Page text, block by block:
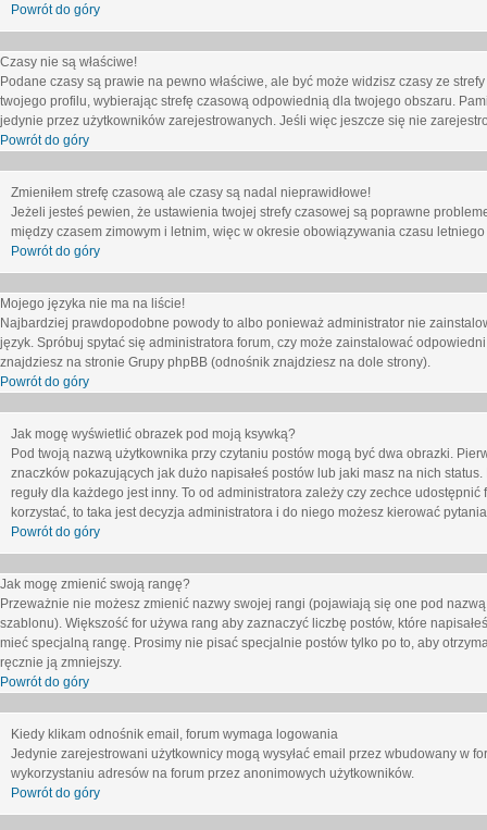
Powrót do góry
Czasy nie są właściwe!
Podane czasy są prawie na pewno właściwe, ale być może widzisz czasy ze
twojego profilu, wybierając strefę czasową odpowiednią dla twojego obszaru.
jedynie przez użytkowników zarejestrowanych. Jeśli więc jeszcze się nie
Powrót do góry
Zmieniłem strefę czasową ale czasy są nadal nieprawidłowe!
Jeżeli jesteś pewien, że ustawienia twojej strefy czasowej są poprawne
między czasem zimowym i letnim, więc w okresie obowiązywania czasu
Powrót do góry
Mojego języka nie ma na liście!
Najbardziej prawdopodobne powody to albo ponieważ administrator nie
język. Spróbuj spytać się administratora forum, czy może zainstalować
znajdziesz na stronie Grupy phpBB (odnośnik znajdziesz na dole strony).
Powrót do góry
Jak mogę wyświetlić obrazek pod moją ksywką?
Pod twoją nazwą użytkownika przy czytaniu postów mogą być dwa obrazki.
znaczków pokazujących jak dużo napisałeś postów lub jaki masz na nich
reguły dla każdego jest inny. To od administratora zależy czy zechce
korzystać, to taka jest decyzja administratora i do niego możesz kierować
Powrót do góry
Jak mogę zmienić swoją rangę?
Przeważnie nie możesz zmienić nazwy swojej rangi (pojawiają się one pod
szablonu). Większość for używa rang aby zaznaczyć liczbę postów, które
mieć specjalną rangę. Prosimy nie pisać specjalnie postów tylko po to, aby
ręcznie ją zmniejszy.
Powrót do góry
Kiedy klikam odnośnik email, forum wymaga logowania
Jedynie zarejestrowani użytkownicy mogą wysyłać email przez wbudowany w
wykorzystaniu adresów na forum przez anonimowych użytkowników.
Powrót do góry